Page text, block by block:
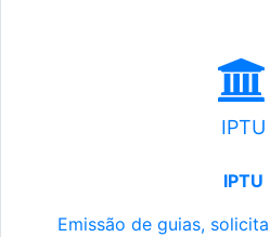
IPTU
IPTU
Emissão de guias,